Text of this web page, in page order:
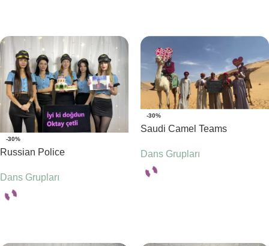
-30%
Russian Police
Dans Grupları
-30%
Saudi Camel Teams
Dans Grupları